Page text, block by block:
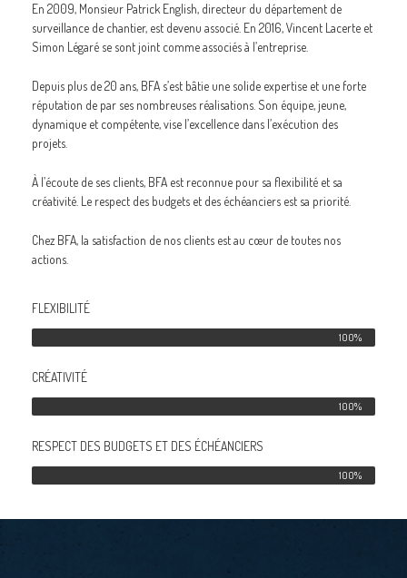
En 2009, Monsieur Patrick English, directeur du département de
surveillance de chantier, est devenu associé. En 2016, Vincent Lacerte et
Simon Légaré se sont joint comme associés à l’entreprise.
Depuis plus de 20 ans, BFA s’est bâtie une solide expertise et une forte
réputation de par ses nombreuses réalisations. Son équipe, jeune,
dynamique et compétente, vise l’excellence dans l’exécution des
projets.
À l’écoute de ses clients, BFA est reconnue pour sa flexibilité et sa
créativité. Le respect des budgets et des échéanciers est sa priorité.
Chez BFA, la satisfaction de nos clients est au cœur de toutes nos
actions.
FLEXIBILITÉ
100%
CRÉATIVITÉ
100%
RESPECT DES BUDGETS ET DES ÉCHÉANCIERS
100%